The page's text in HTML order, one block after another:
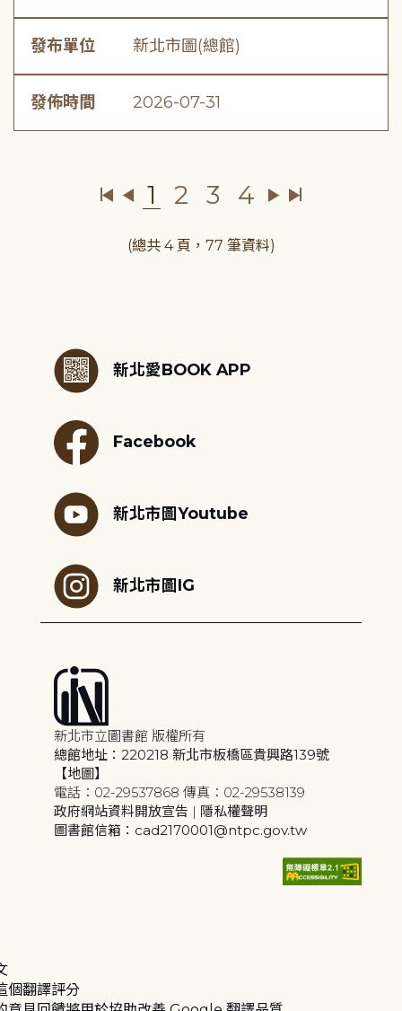
發布單位 新北市圖(總館)
發佈時間 2026-07-31
1 2 3 4
(總共 4 頁，77 筆資料)
新北愛BOOK APP
Facebook
新北市圖Youtube
新北市圖IG
新北市立圖書館 版權所有
總館地址：220218 新北市板橋區貴興路139號
【地圖】
電話：02-29537868 傳真：02-29538139
政府網站資料開放宣告 | 隱私權聲明
圖書館信箱：cad2170001@ntpc.gov.tw
個翻譯評分